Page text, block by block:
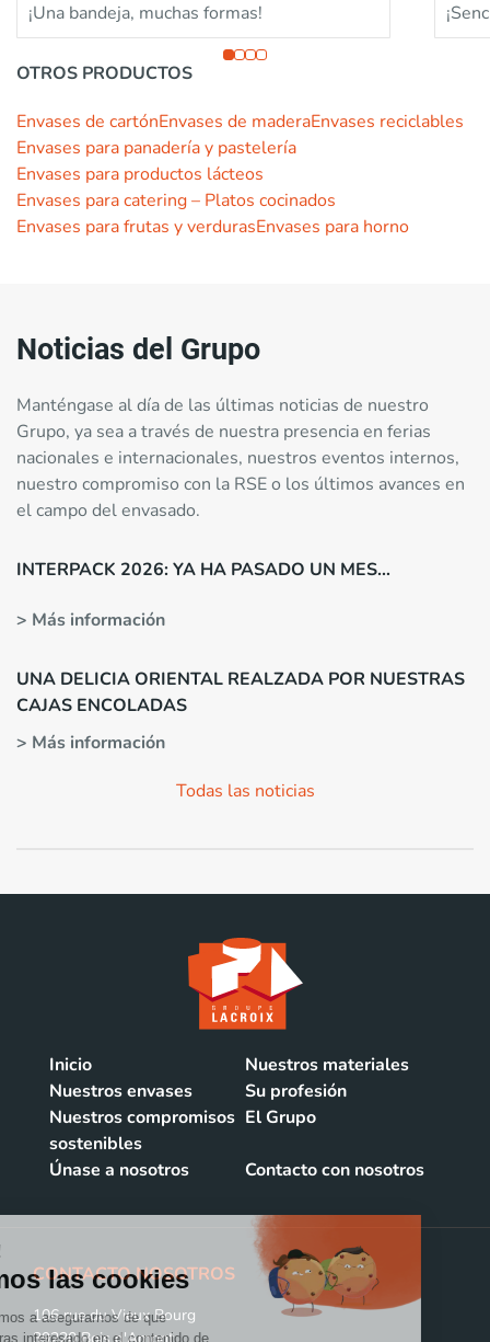
¡Una bandeja, muchas formas!
OTROS PRODUCTOS
Envases de cartónEnvases de maderaEnvases reciclables
Envases para panadería y pastelería
Envases para productos lácteos
Envases para catering – Platos cocinados
Envases para frutas y verdurasEnvases para horno
Noticias del Grupo
Manténgase al día de las últimas noticias de nuestro
Grupo, ya sea a través de nuestra presencia en ferias
nacionales e internacionales, nuestros eventos internos,
nuestro compromiso con la RSE o los últimos avances en
el campo del envasado.
INTERPACK 2026: YA HA PASADO UN MES…
> Más información
UNA DELICIA ORIENTAL REALZADA POR NUESTRAS
CAJAS ENCOLADAS
> Más información
Todas las noticias
Inicio
Nuestros materiales
Nuestros envases
Su profesión
Nuestros compromisos
sostenibles
El Grupo
Únase a nosotros Contacto con nosotros
CONTACTO NOSOTROS
106 rue du Vieux Bourg